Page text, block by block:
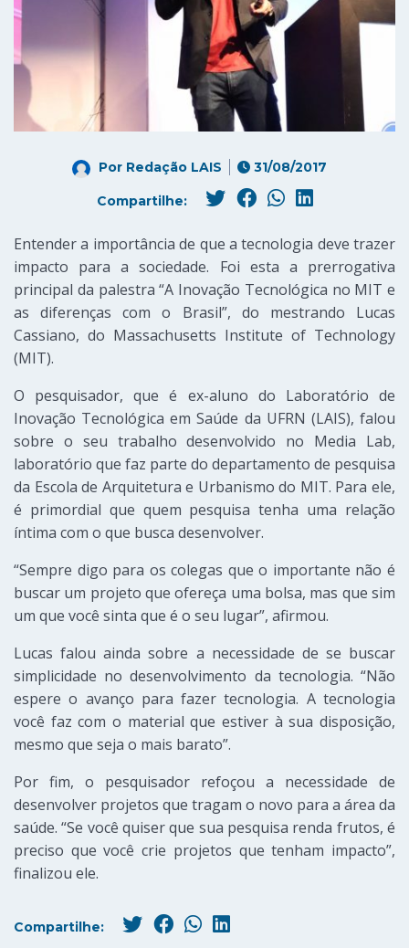
Por Redação LAIS 31/08/2017
Compartilhe:
Entender a importância de que a tecnologia deve trazer
impacto para a sociedade. Foi esta a prerrogativa
principal da palestra “A Inovação Tecnológica no MIT e
as diferenças com o Brasil”, do mestrando Lucas
Cassiano, do Massachusetts Institute of Technology
(MIT).
O pesquisador, que é ex-aluno do Laboratório de
Inovação Tecnológica em Saúde da UFRN (LAIS), falou
sobre o seu trabalho desenvolvido no Media Lab,
laboratório que faz parte do departamento de pesquisa
da Escola de Arquitetura e Urbanismo do MIT. Para ele,
é primordial que quem pesquisa tenha uma relação
íntima com o que busca desenvolver.
“Sempre digo para os colegas que o importante não é
buscar um projeto que ofereça uma bolsa, mas que sim
um que você sinta que é o seu lugar”, afirmou.
Lucas falou ainda sobre a necessidade de se buscar
simplicidade no desenvolvimento da tecnologia. “Não
espere o avanço para fazer tecnologia. A tecnologia
você faz com o material que estiver à sua disposição,
mesmo que seja o mais barato”.
Por fim, o pesquisador refoçou a necessidade de
desenvolver projetos que tragam o novo para a área da
saúde. “Se você quiser que sua pesquisa renda frutos, é
preciso que você crie projetos que tenham impacto”,
finalizou ele.
Compartilhe: